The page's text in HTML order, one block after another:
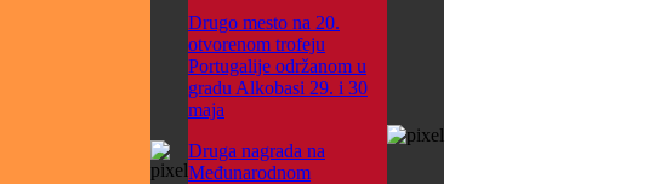
Drugo mesto na 20.
otvorenom trofeju
Portugalije održanom u
gradu Alkobasi 29. i 30
maja
Druga nagrada na
Međunarodnom